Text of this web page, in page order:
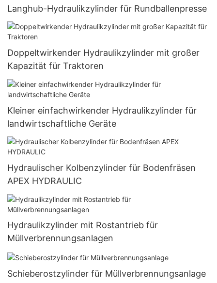
Langhub-Hydraulikzylinder für Rundballenpresse
Doppeltwirkender Hydraulikzylinder mit großer
Kapazität für Traktoren
Kleiner einfachwirkender Hydraulikzylinder für
landwirtschaftliche Geräte
Hydraulischer Kolbenzylinder für Bodenfräsen
APEX HYDRAULIC
Hydraulikzylinder mit Rostantrieb für
Müllverbrennungsanlagen
Schieberostzylinder für Müllverbrennungsanlage